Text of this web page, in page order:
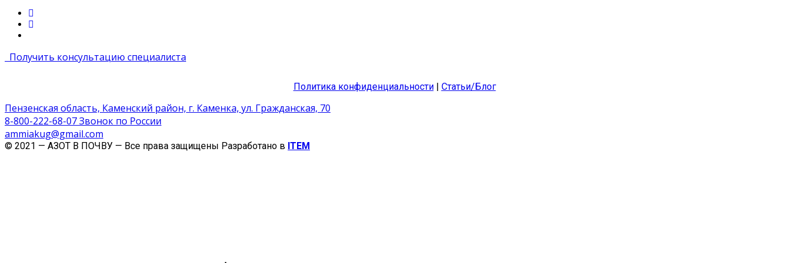
Получить консультацию специалиста
Политика конфиденциальности| Статьи/Блог
Пензенская область, Каменский район, г. Каменка, ул. Гражданская, 70
8-800-222-68-07 Звонок по России
ammiakug@gmail.com
© 2021 — АЗОТ В ПОЧВУ — Все права защищены Разработано в ITEM